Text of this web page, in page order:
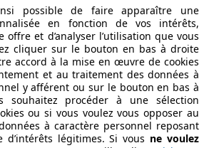
possible de faire apparaître une
en fonction de vos intérêts,
offre et d’analyser l’utilisation que vous
cliquer sur le bouton en bas à droite
accord à la mise en œuvre de cookies
et au traitement des données à
y afférent ou sur le bouton en bas à
souhaitez procéder à une sélection
ou si vous voulez vous opposer au
à caractère personnel reposant
légitimes. Si vous ne voulez